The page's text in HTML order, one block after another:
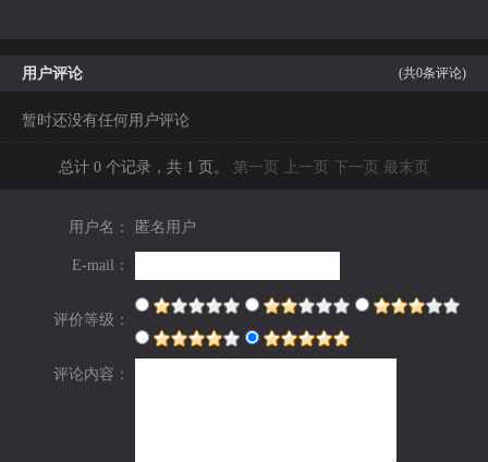
用户评论 (共0条评论)
暂时还没有任何用户评论
总计 0 个记录，共 1 页。 第一页 上一页 下一页 最末页
用户名： 匿名用户
E-mail：
评价等级：
评论内容：